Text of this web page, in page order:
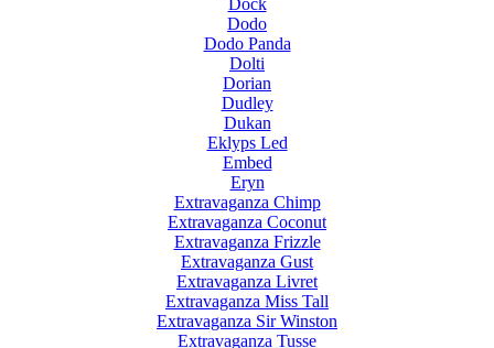
Dodo
Dodo Panda
Dolti
Dorian
Dudley
Dukan
Eklyps Led
Embed
Eryn
Extravaganza Chimp
Extravaganza Coconut
Extravaganza Frizzle
Extravaganza Gust
Extravaganza Livret
Extravaganza Miss Tall
Extravaganza Sir Winston
Extravaganza Tusse